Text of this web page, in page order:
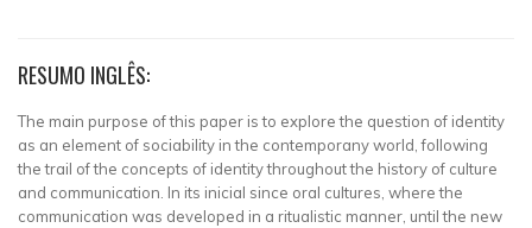
RESUMO INGLÊS:
The main purpose of this paper is to explore the question of identity
as an element of sociability in the contemporany world, following
the trail of the concepts of identity throughout the history of culture
and communication. In its inicial since oral cultures, where the
communication was developed in a ritualistic manner, until the new